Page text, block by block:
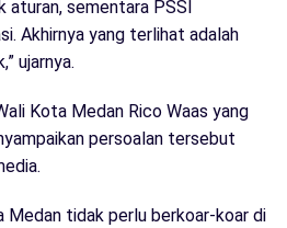
aturan, sementara PSSI
Akhirnya yang terlihat adalah
ujarnya.
Kota Medan Rico Waas yang
persoalan tersebut
Medan tidak perlu berkoar-koar di